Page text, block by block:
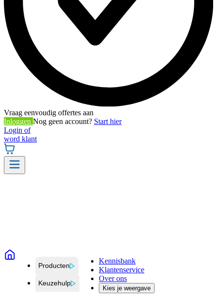
Vraag eenvoudig offertes aan
Inloggen Nog geen account? Start hier
Login of
word klant
Producten
Keuzehulp
Kennisbank
Klantenservice
Over ons
Kies je weergave